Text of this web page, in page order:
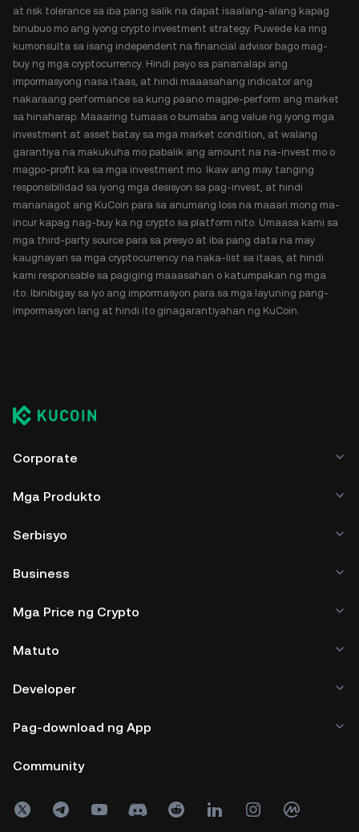
at risk tolerance sa iba pang salik na dapat isaalang-alang kapag
binubuo mo ang iyong crypto investment strategy. Puwede ka ring
kumonsulta sa isang independent na financial advisor bago mag-
buy ng mga cryptocurrency. Hindi payo sa pananalapi ang
impormasyong nasa itaas, at hindi maaasahang indicator ang
nakaraang performance sa kung paano magpe-perform ang market
sa hinaharap. Maaaring tumaas o bumaba ang value ng iyong mga
investment at asset batay sa mga market condition, at walang
garantiya na makukuha mo pabalik ang amount na na-invest mo o
magpo-profit ka sa mga investment mo. Ikaw ang may tanging
responsibilidad sa iyong mga desisyon sa pag-invest, at hindi
mananagot ang KuCoin para sa anumang loss na maaari mong ma-
incur kapag nag-buy ka ng crypto sa platform nito. Umaasa kami sa
mga third-party source para sa presyo at iba pang data na may
kaugnayan sa mga cryptocurrency na naka-list sa itaas, at hindi
kami responsable sa pagiging maaasahan o katumpakan ng mga
ito. Ibinibigay sa iyo ang impormasyon para sa mga layuning pang-
impormasyon lang at hindi ito ginagarantiyahan ng KuCoin.
Corporate
Mga Produkto
Serbisyo
Business
Mga Price ng Crypto
Matuto
Developer
Pag-download ng App
Community